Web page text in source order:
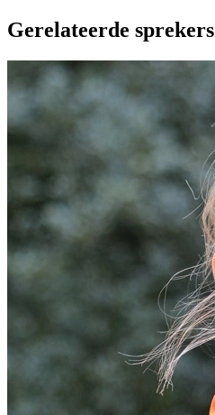
Gerelateerde sprekers